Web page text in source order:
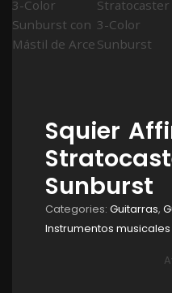
Squier
Sunburst
Categories: Guitarras,
Instrumentos musicales